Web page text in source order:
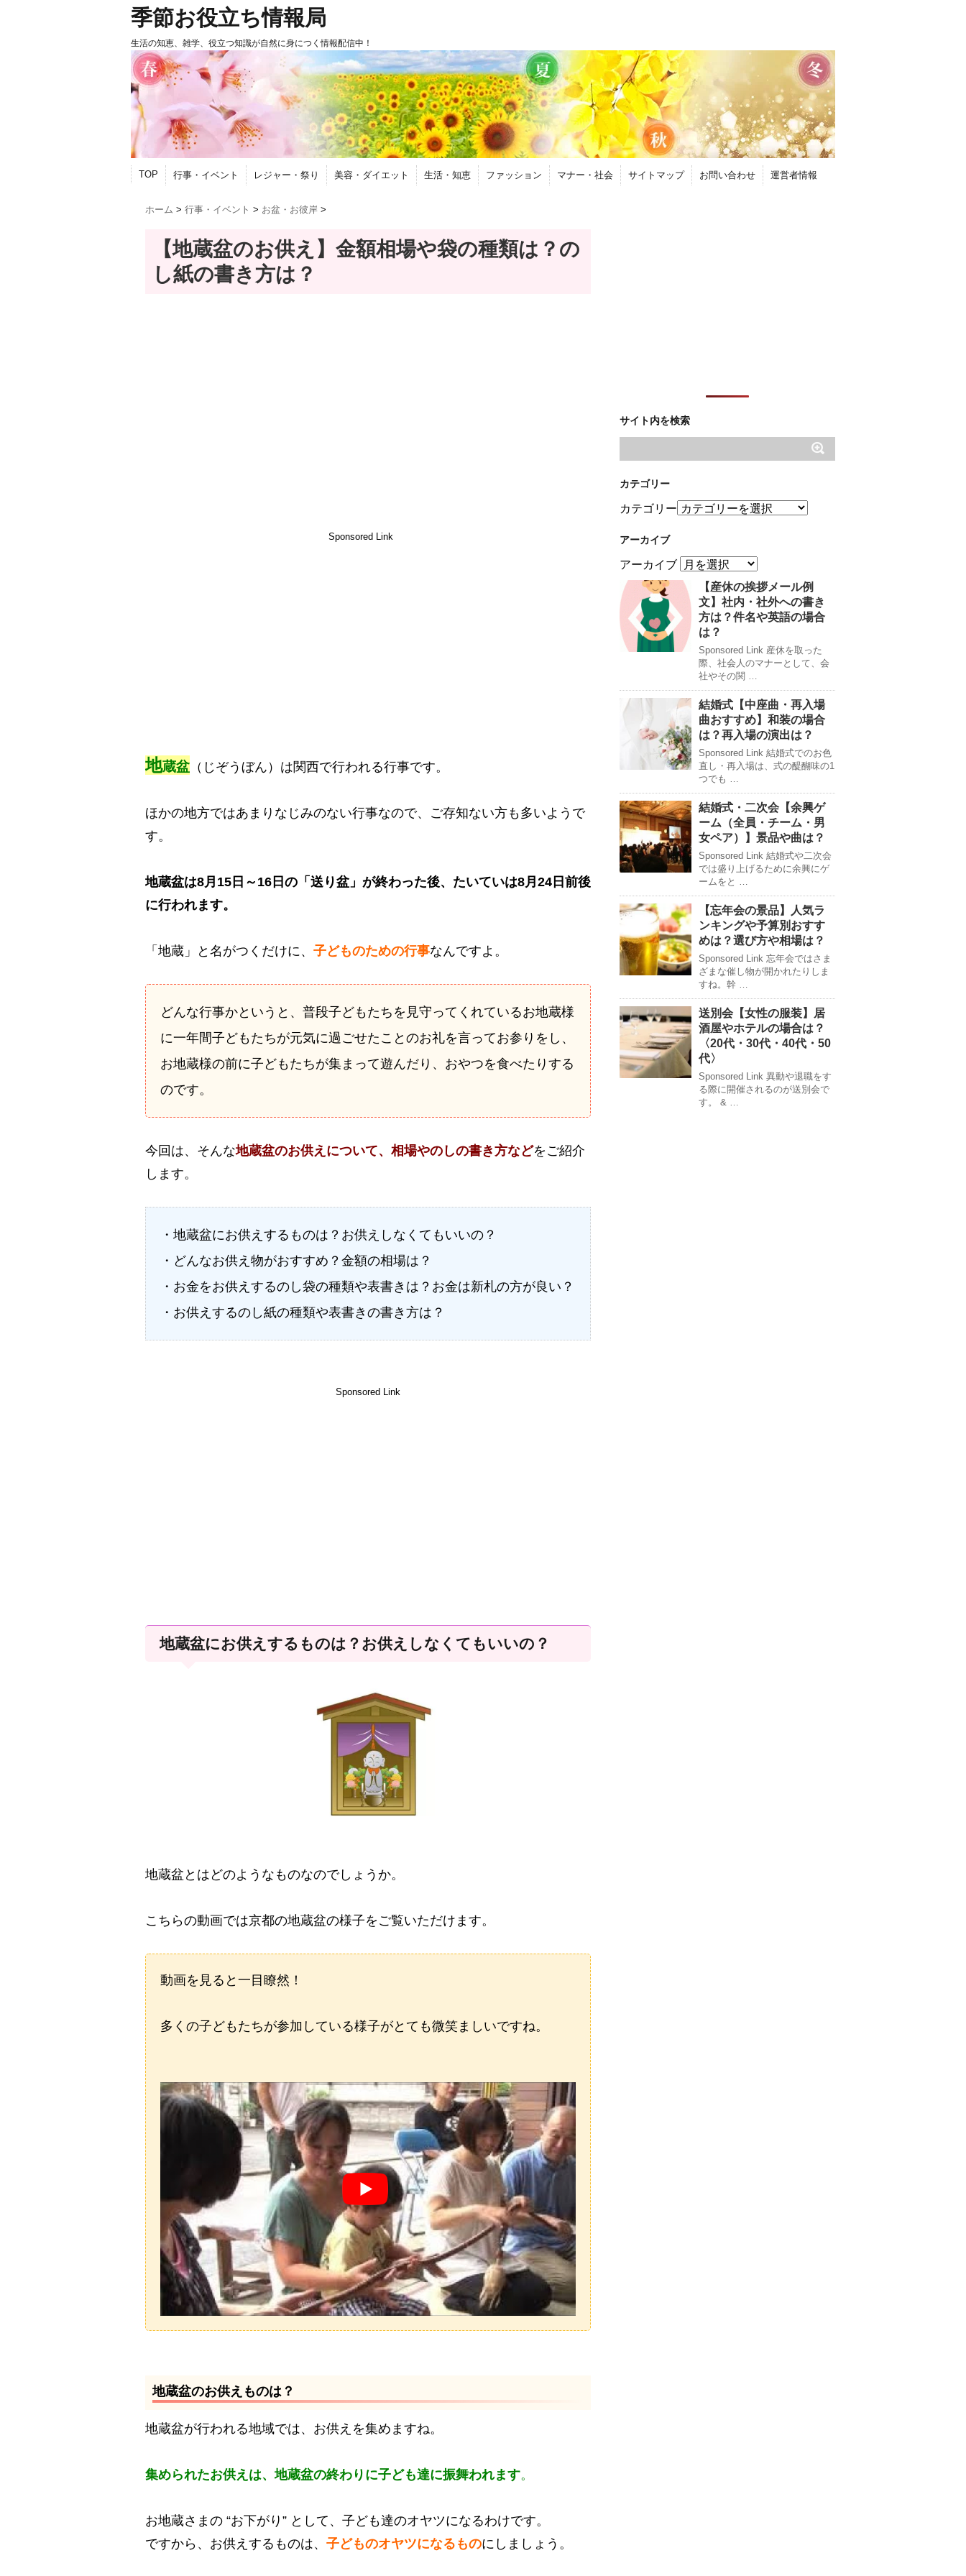
季節お役立ち情報局
生活の知恵、雑学、役立つ知識が自然に身につく情報配信中！
TOP 行事・イベント レジャー・祭り 美容・ダイエット 生活・知恵 ファッション マナー・社会 サイトマップ お問い合わせ 運営者情報
ホーム > 行事・イベント > お盆・お彼岸 >
【地蔵盆のお供え】金額相場や袋の種類は？の
し紙の書き方は？
Sponsored Link
地蔵盆 （じぞうぼん）は関西で行われる行事です。
ほかの地方ではあまりなじみのない行事なので、ご存知ない方も多いようで
す。
地蔵盆は8月15日～16日の「送り盆」が終わった後、たいていは8月24日前後
に行われます。
「地蔵」と名がつくだけに、 子どものための行事なんですよ。
どんな行事かというと、普段子どもたちを見守ってくれているお地蔵様
に一年間子どもたちが元気に過ごせたことのお礼を言ってお参りをし、
お地蔵様の前に子どもたちが集まって遊んだり、おやつを食べたりする
のです。
今回は、そんな地蔵盆のお供えについて、相場やのしの書き方などをご紹介
します。
・地蔵盆にお供えするものは？お供えしなくてもいいの？
・どんなお供え物がおすすめ？金額の相場は？
・お金をお供えするのし袋の種類や表書きは？お金は新札の方が良い？
・お供えするのし紙の種類や表書きの書き方は？
Sponsored Link
地蔵盆にお供えするものは？お供えしなくてもいいの？
地蔵盆とはどのようなものなのでしょうか。
こちらの動画では京都の地蔵盆の様子をご覧いただけます。
動画を見ると一目瞭然！
多くの子どもたちが参加している様子がとても微笑ましいですね。
地蔵盆のお供えものは？
地蔵盆が行われる地域では、お供えを集めますね。
集められたお供えは、地蔵盆の終わりに子ども達に振舞われます。
お地蔵さまの “お下がり” として、子ども達のオヤツになるわけです。
ですから、お供えするものは、 子どものオヤツになるものにしましょう。
サイト内を検索
カテゴリー
カテゴリー
アーカイブ
アーカイブ
【産休の挨拶メール例
文】社内・社外への書き
方は？件名や英語の場合
は？
Sponsored Link 産休を取った
際、社会人のマナーとして、会
社やその関 …
結婚式【中座曲・再入場
曲おすすめ】和装の場合
は？再入場の演出は？
Sponsored Link 結婚式でのお色
直し・再入場は、式の醍醐味の1
つでも …
結婚式・二次会【余興ゲ
ーム（全員・チーム・男
女ペア）】景品や曲は？
Sponsored Link 結婚式や二次会
では盛り上げるために余興にゲ
ームをと …
【忘年会の景品】人気ラ
ンキングや予算別おすす
めは？選び方や相場は？
Sponsored Link 忘年会ではさま
ざまな催し物が開かれたりしま
すね。幹 …
送別会【女性の服装】居
酒屋やホテルの場合は？
〈20代・30代・40代・50
代〉
Sponsored Link 異動や退職をす
る際に開催されるのが送別会で
す。 & …